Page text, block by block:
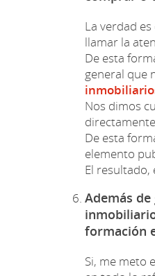
La verdad
llamar la
De esta
general que
Nos dimos
De esta
elemento
El resultado,
Además
formación
Si, me meto